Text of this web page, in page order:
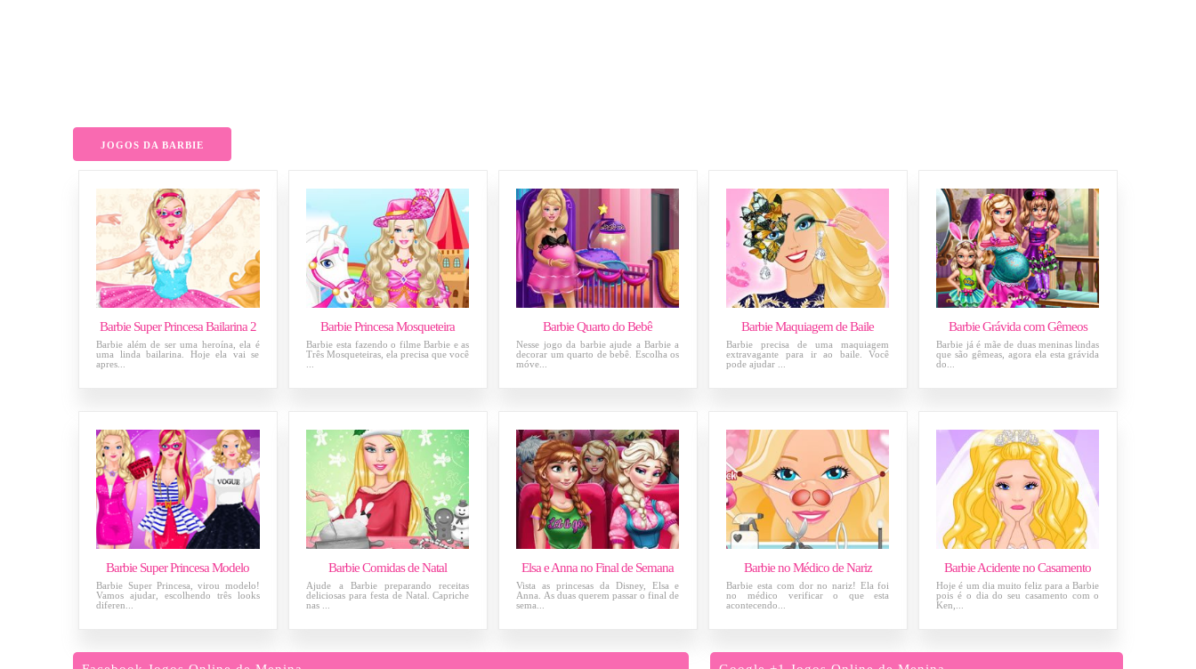
JOGOS DA BARBIE
Barbie Super Princesa Bailarina 2
Barbie além de ser uma heroína, ela é
uma linda bailarina. Hoje ela vai se
apres...
Barbie Princesa Mosqueteira
Barbie esta fazendo o filme Barbie e as
Três Mosqueteiras, ela precisa que você
Barbie Quarto do Bebê
Nesse jogo da barbie ajude a Barbie a
decorar um quarto de bebê. Escolha os
móve...
Barbie Maquiagem de Baile
Barbie precisa de uma maquiagem
extravagante para ir ao baile. Você
pode ajudar ...
Barbie Grávida com Gêmeos
Barbie já é mãe de duas meninas lindas
que são gêmeas, agora ela esta grávida
do...
Barbie Super Princesa Modelo
Barbie Super Princesa, virou modelo!
Vamos ajudar, escolhendo três looks
diferen...
Barbie Comidas de Natal
Ajude a Barbie preparando receitas
deliciosas para festa de Natal. Capriche
nas ...
Elsa e Anna no Final de Semana
Vista as princesas da Disney, Elsa e
Anna. As duas querem passar o final de
sema...
Barbie no Médico de Nariz
Barbie esta com dor no nariz! Ela foi
no médico verificar o que esta
acontecendo...
Barbie Acidente no Casamento
Hoje é um dia muito feliz para a Barbie
pois é o dia do seu casamento com o
Ken,...